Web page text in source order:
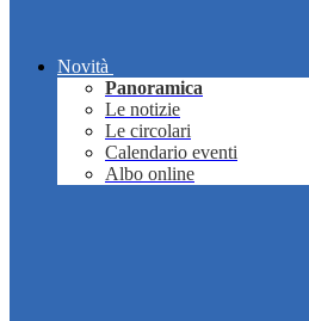
Novità
Panoramica
Le notizie
Le circolari
Calendario eventi
Albo online